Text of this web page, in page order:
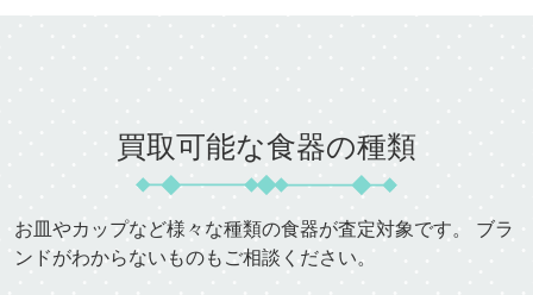
買取可能な食器の種類
お皿やカップなど様々な種類の食器が査定対象です。 ブラ
ンドがわからないものもご相談ください。